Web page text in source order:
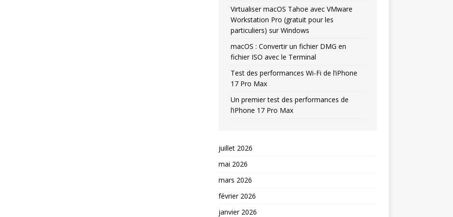
Virtualiser macOS Tahoe avec VMware
Workstation Pro (gratuit pour les
particuliers) sur Windows
macOS : Convertir un fichier DMG en
fichier ISO avec le Terminal
Test des performances Wi-Fi de l’iPhone
17 Pro Max
Un premier test des performances de
l’iPhone 17 Pro Max
juillet 2026
mai 2026
mars 2026
février 2026
janvier 2026